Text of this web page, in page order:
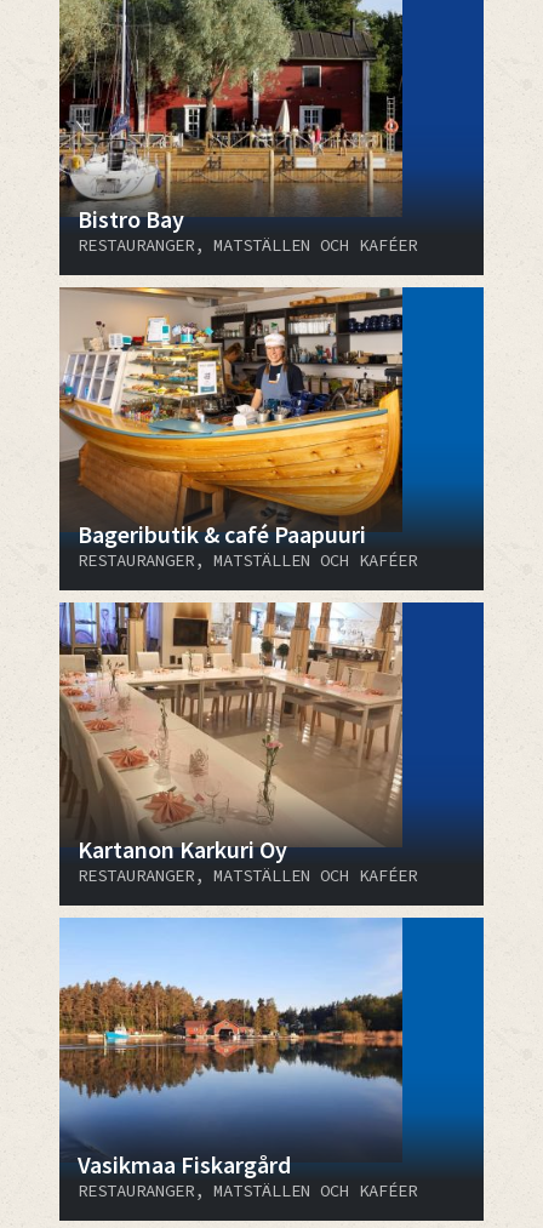
Bistro Bay
RESTAURANGER, MATSTÄLLEN OCH KAFÉER
Bageributik & café Paapuuri
RESTAURANGER, MATSTÄLLEN OCH KAFÉER
Kartanon Karkuri Oy
RESTAURANGER, MATSTÄLLEN OCH KAFÉER
Vasikmaa Fiskargård
RESTAURANGER, MATSTÄLLEN OCH KAFÉER